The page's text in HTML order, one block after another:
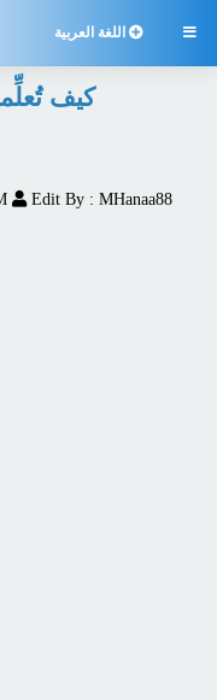
 اللغة العربية
كيف
Edit By : MHanaa88